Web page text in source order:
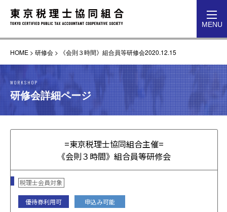
MENU
HOME > 研修会 > 《会則３時間》組合員等研修会2020.12.15
WORKSHOP
研修会詳細ページ
=東京税理士協同組合主催=
《会則３時間》組合員等研修会
税理士会員対象
優待券利用可 申込み可能